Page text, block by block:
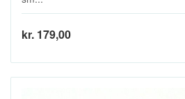
kr. 179,00